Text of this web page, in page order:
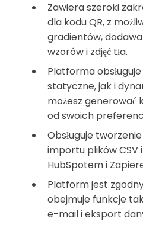
Zawiera szeroki
dla kodu QR, z
gradientów,
wzorów i zdjęć tła.
Platforma
statyczne, jak i
możesz generować
od swoich
Obsługuje
importu plików CSV
HubSpotem i
Platform jest zgodny
obejmuje funkcje
e-mail i eksport